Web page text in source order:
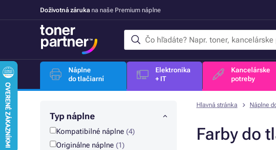
Doživotná záruka na naše Premium náplne
Náplne
do tlačiarní
Elektronika
+ IT
Kancelárske
potreby
Typ náplne
Kompatibilné náplne (4)
Originálne náplne (1)
Hlavná stránka Náplne
Farby do